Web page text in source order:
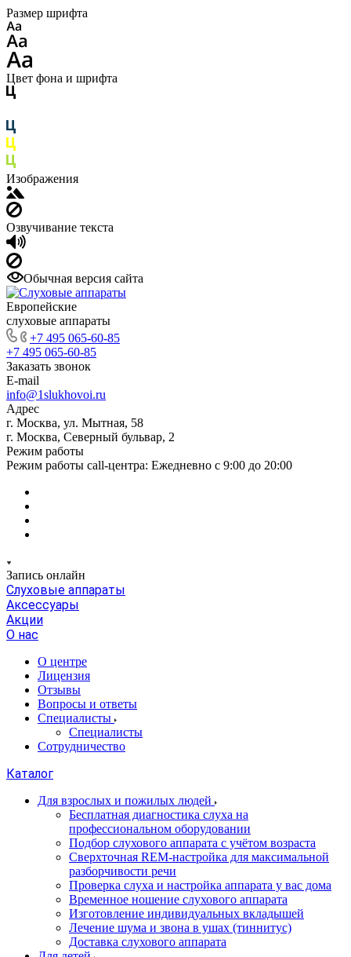
Размер шрифта
Цвет фона и шрифта
Изображения
Озвучивание текста
Обычная версия сайта
Европейские
слуховые аппараты
+7 495 065-60-85
+7 495 065-60-85
Заказать звонок
E-mail
info@1slukhovoi.ru
Адрес
г. Москва, ул. Мытная, 58
г. Москва, Северный бульвар, 2
Режим работы
Режим работы call-центра: Ежедневно с 9:00 до 20:00
Запись онлайн
Слуховые аппараты
Аксессуары
Акции
О нас
О центре
Лицензия
Отзывы
Вопросы и ответы
Специалисты
Специалисты
Сотрудничество
Каталог
Для взрослых и пожилых людей
Бесплатная диагностика слуха на
профессиональном оборудовании
Подбор слухового аппарата с учётом возраста
Сверхточная REM-настройка для максимальной
разборчивости речи
Проверка слуха и настройка аппарата у вас дома
Временное ношение слухового аппарата
Изготовление индивидуальных вкладышей
Лечение шума и звона в ушах (тиннитус)
Доставка слухового аппарата